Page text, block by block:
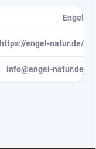
Engel
https://engel-natur.de/
info@engel-natur.de